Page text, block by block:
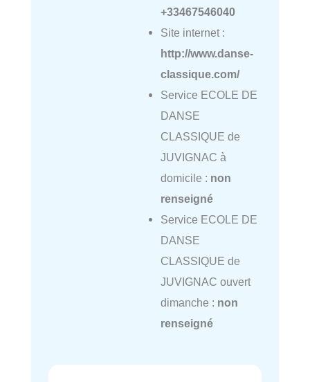
+33467546040
Site internet :
http://www.danse-
classique.com/
Service ECOLE DE
DANSE
CLASSIQUE de
JUVIGNAC à
domicile : non
renseigné
Service ECOLE DE
DANSE
CLASSIQUE de
JUVIGNAC ouvert
dimanche : non
renseigné